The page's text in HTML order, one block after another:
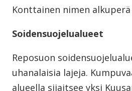
Konttainen nimen
Soidensuojelualueet
Reposuon
uhanalaisia lajeja.
alueella sijaitsee yksi